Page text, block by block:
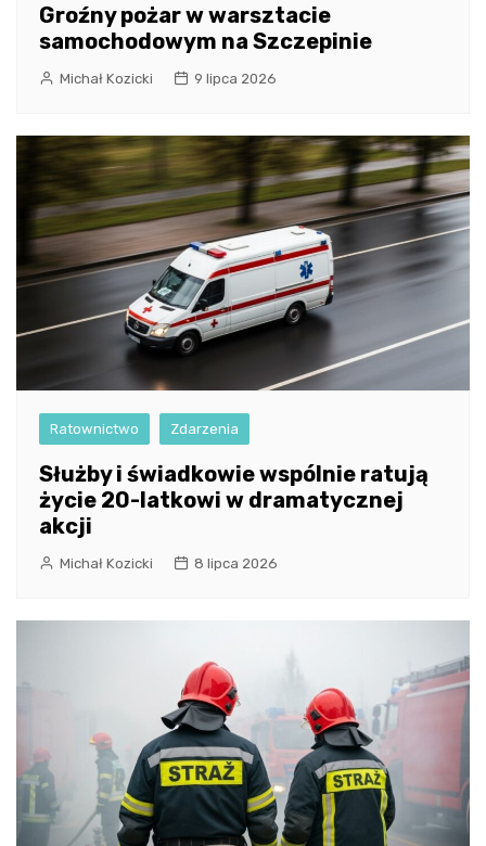
Groźny pożar w warsztacie
samochodowym na Szczepinie
Michał Kozicki 9 lipca 2026
Ratownictwo Zdarzenia
Służby i świadkowie wspólnie ratują
życie 20-latkowi w dramatycznej
akcji
Michał Kozicki 8 lipca 2026